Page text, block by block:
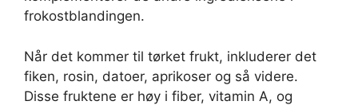
frokostblandingen.
Når det kommer til tørket frukt, inkluderer det
fiken, rosin, datoer, aprikoser og så videre.
Disse fruktene er høy i fiber, vitamin A, og